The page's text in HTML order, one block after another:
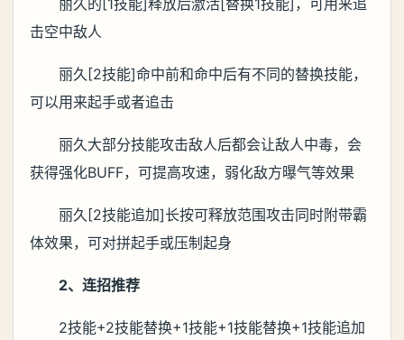
丽久的[1技能]释放后激活[替换1技能]，可用来追
击空中敌人
丽久[2技能]命中前和命中后有不同的替换技能，
可以用来起手或者追击
丽久大部分技能攻击敌人后都会让敌人中毒，会
获得强化BUFF，可提高攻速，弱化敌方曝气等效果
丽久[2技能追加]长按可释放范围攻击同时附带霸
体效果，可对拼起手或压制起身
2、连招推荐
2技能+2技能替换+1技能+1技能替换+1技能追加